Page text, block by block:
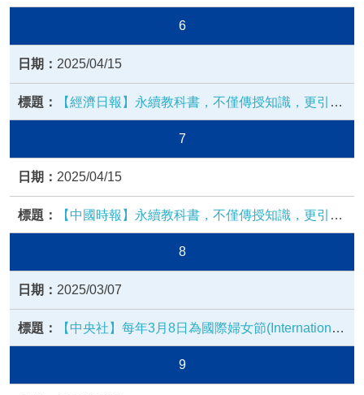
的種子，讓SDGs透過教育實踐
6
2025/04/15
【經濟日報】永續教科書，不僅傳授知識，更引導
學生看見在地行動的力量
7
2025/04/15
【中國時報】永續教科書，不僅傳授知識，更引導
學生看見在地行動的力量
8
2025/03/07
【中央社】每年3月8日為國際婦女節(International
Women’s
9